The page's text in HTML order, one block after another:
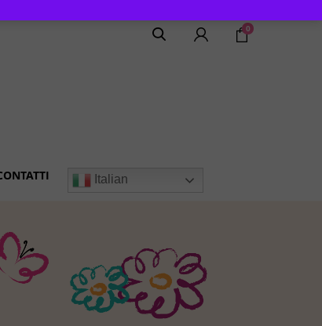
0
Italian